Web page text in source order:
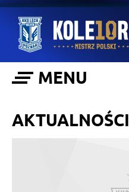
MENU
AKTUALNOŚCI